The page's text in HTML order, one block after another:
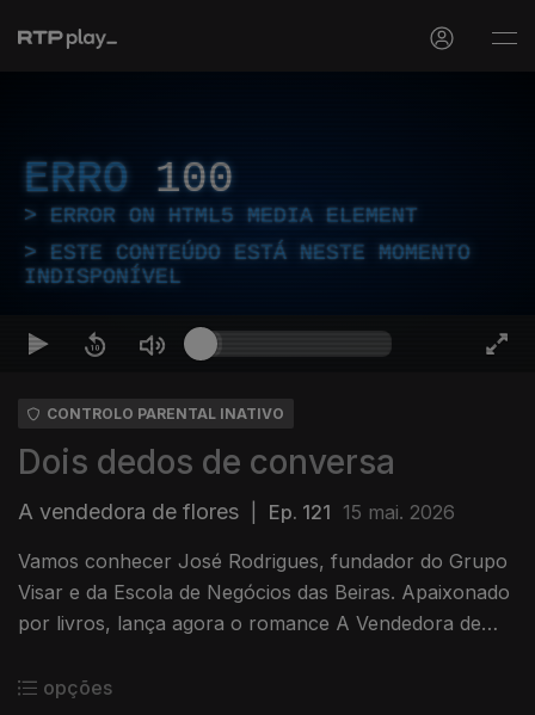
ERRO 100
ERROR ON HTML5 MEDIA ELEMENT
ESTE CONTEÚDO ESTÁ NESTE MOMENTO
INDISPONÍVEL
CONTROLO PARENTAL INATIVO
Dois dedos de conversa
A vendedora de flores Ep. 121 15 mai. 2026
Vamos conhecer José Rodrigues, fundador do Grupo
Visar e da Escola de Negócios das Beiras. Apaixonado
por livros, lança agora o romance A Vendedora de
opções